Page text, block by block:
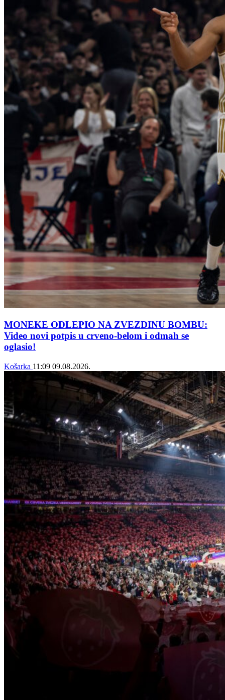
MONEKE ODLEPIO NA ZVEZDINU BOMBU:
Video novi potpis u crveno-belom i odmah se
oglasio!
Košarka 11:09 09.08.2026.